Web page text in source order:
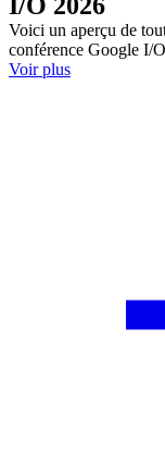
Voici un aperçu de
conférence Google I/
Voir plus